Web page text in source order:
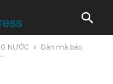
NƯỚC
Dàn nhà báo,